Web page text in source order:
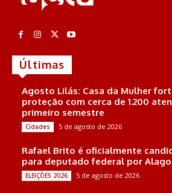
Últimas
Agosto Lilás: Casa da Mulher
proteção com cerca de 1.200
primeiro semestre
Cidades 5 de agosto de 2026
Rafael Brito é oficialmente
para deputado federal por
ELEIÇÕES 2026 5 de agosto de 2026